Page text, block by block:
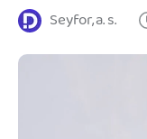
Hlídání cashflow
Nápověda
Seyfor, a. s.